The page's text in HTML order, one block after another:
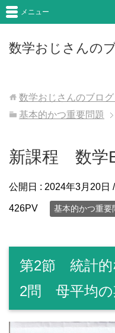
数学おじさんの
メニュー
数学おじさんのブログ
基本的かつ重要問題
新課程 数
公開日 : 2024年3月20日
426PV 基本的かつ重要
第2節 統計
2問 母平均